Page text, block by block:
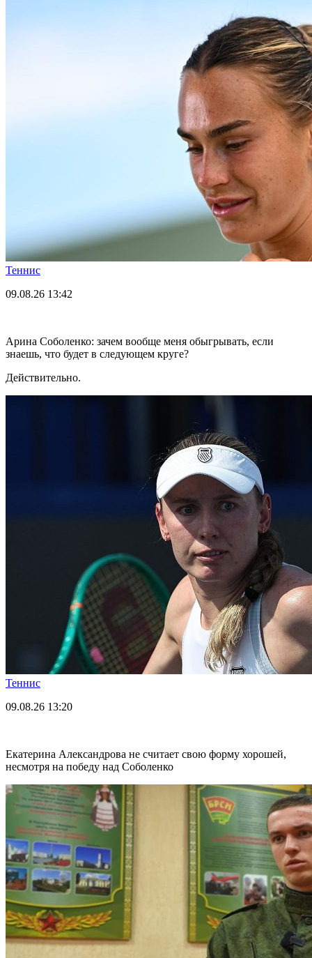
Теннис
09.08.26 13:42
Арина Соболенко: зачем вообще меня обыгрывать, если
знаешь, что будет в следующем круге?
Действительно.
Теннис
09.08.26 13:20
Екатерина Александрова не считает свою форму хорошей,
несмотря на победу над Соболенко